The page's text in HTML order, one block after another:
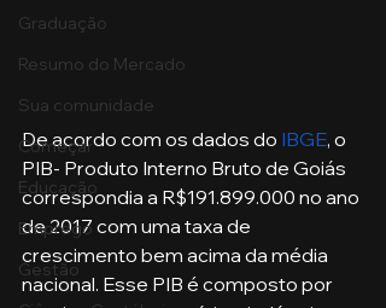
Graduação
Resumo do Mercado
Sua comunidade
Começar
Educação
Emprego
Gestão
De acordo com os dados do IBGE, o
PIB- Produto Interno Bruto de Goiás
correspondia a R$191.899.000 no ano
de 2017 com uma taxa de
crescimento bem acima da média
nacional. Esse PIB é composto por